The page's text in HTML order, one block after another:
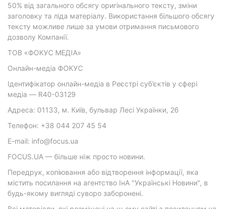
50% від загального обсягу оригінального тексту, зміни
заголовку та ліда матеріалу. Використання більшого обсягу
тексту можливе лише за умови отримання письмового
дозволу Компанії.
ТОВ «ФОКУС МЕДІА»
Онлайн-медіа ФОКУС
Ідентифікатор онлайн-медіа в Реєстрі суб’єктів у сфері
медіа — R40-03129
Адреса: 01133, м. Київ, бульвар Лесі Українки, 26
Телефон: +38 044 207 45 54
E-mail: info@focus.ua
FOCUS.UA — більше ніж просто новини.
Передрук, копіювання або відтворення інформації, яка
містить посилання на агентство ІнА "Українські Новини", в
будь-якому вигляді суворо заборонені.